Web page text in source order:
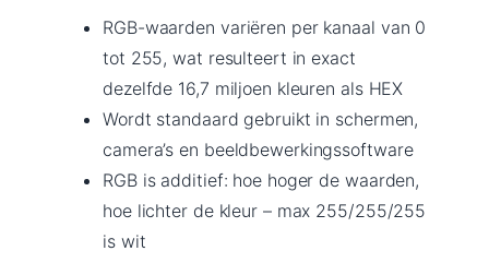
RGB-waarden variëren per kanaal van 0
tot 255, wat resulteert in exact
dezelfde 16,7 miljoen kleuren als HEX
Wordt standaard gebruikt in schermen,
camera’s en beeldbewerkingssoftware
RGB is additief: hoe hoger de waarden,
hoe lichter de kleur – max 255/255/255
is wit